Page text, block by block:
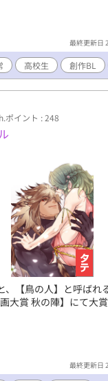
最終更新日
高校生 創作BL
ポイント : 248
、【鳥の人】と呼ばれ
大賞 秋の陣】にて大
最終更新日